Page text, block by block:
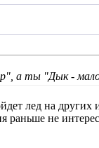
а ты "Дык -
лед на
раньше не